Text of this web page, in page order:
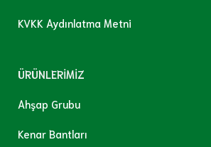
KVKK Aydınlatma Metni
ÜRÜNLERİMİZ
Ahşap Grubu
Kenar Bantları